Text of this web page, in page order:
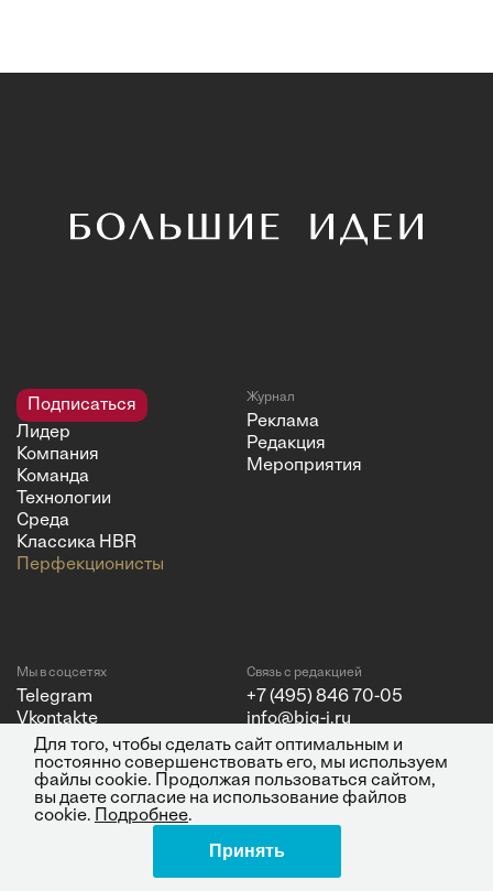
Подписаться
Лидер
Компания
Команда
Технологии
Среда
Классика HBR
Перфекционисты
Журнал
Реклама
Редакция
Мероприятия
Мы в соцсетях
Telegram
Vkontakte
YouTube
Связь с редакцией
+7 (495) 846 70-05
info@big-i.ru
© 2026 ООО "Бизнес Инсайт
Политика конфиденциальности
Для того, чтобы сделать сайт оптимальным и
постоянно совершенствовать его, мы используем
файлы cookie. Продолжая пользоваться сайтом,
вы даете согласие на использование файлов
cookie.
Подробнее.
Принять